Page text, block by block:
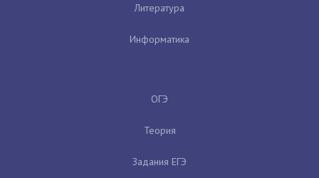
Литература
Информатика
ОГЭ
Теория
Задания ЕГЭ